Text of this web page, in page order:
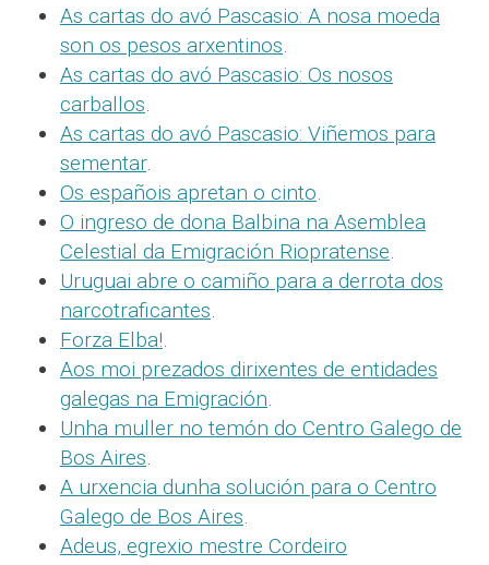
As cartas do avó Pascasio: A nosa moeda
son os pesos arxentinos.
As cartas do avó Pascasio: Os nosos
carballos.
As cartas do avó Pascasio: Viñemos para
sementar.
Os españois apretan o cinto.
O ingreso de dona Balbina na Asemblea
Celestial da Emigración Riopratense.
Uruguai abre o camiño para a derrota dos
narcotraficantes.
Forza Elba!.
Aos moi prezados dirixentes de entidades
galegas na Emigración.
Unha muller no temón do Centro Galego de
Bos Aires.
A urxencia dunha solución para o Centro
Galego de Bos Aires.
Adeus, egrexio mestre Cordeiro